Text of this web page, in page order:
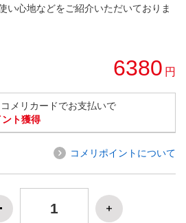
い心地などをご紹介いただいておりま
6380 円
メリカードでお支払いで
ト獲得
コメリポイントについて